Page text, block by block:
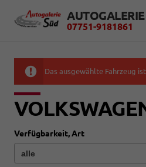
07751-9181861
Das ausgewählte Fahrzeug
Verfügbarkeit, Art